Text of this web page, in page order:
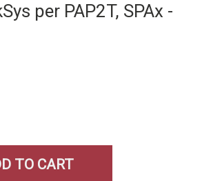
per PAP2T, SPAx -
TO CART